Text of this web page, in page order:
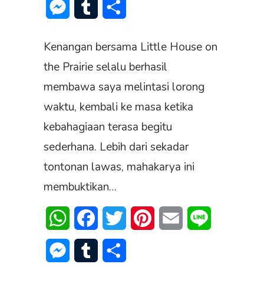
Messenger
Tumblr
Kenangan bersama Little House on
the Prairie selalu berhasil
membawa saya melintasi lorong
waktu, kembali ke masa ketika
kebahagiaan terasa begitu
sederhana. Lebih dari sekadar
tontonan lawas, mahakarya ini
membuktikan…
WhatsAppFacebookTwitter PinterestEmail
Messenger
Tumblr